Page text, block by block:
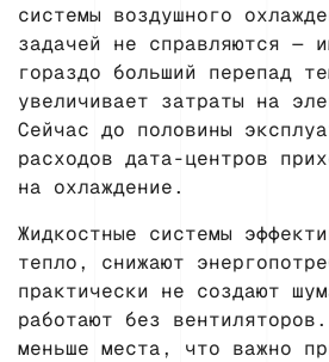
системы воздушного
задачей не справляются —
гораздо больший перепад
увеличивает затраты на
Сейчас до половины
расходов дата-центров
на охлаждение.
Жидкостные системы
тепло, снижают
практически не создают
работают без
меньше места, что важно